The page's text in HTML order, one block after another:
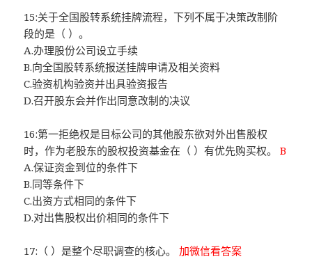
15:关于全国股转系统挂牌流程，下列不属于决策改制阶
段的是（ ）。
A.办理股份公司设立手续
B.向全国股转系统报送挂牌申请及相关资料
C.验资机构验资并出具验资报告
D.召开股东会并作出同意改制的决议
16:第一拒绝权是目标公司的其他股东欲对外出售股权
时，作为老股东的股权投资基金在（ ）有优先购买权。B
A.保证资金到位的条件下
B.同等条件下
C.出资方式相同的条件下
D.对出售股权出价相同的条件下
17:（ ）是整个尽职调查的核心。加微信看答案